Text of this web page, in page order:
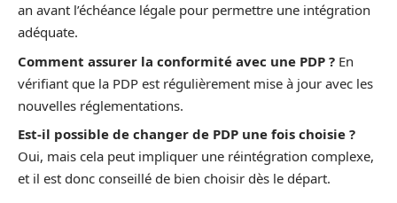
an avant l’échéance légale pour permettre une intégration
adéquate.
Comment assurer la conformité avec une PDP ? En
vérifiant que la PDP est régulièrement mise à jour avec les
nouvelles réglementations.
Est-il possible de changer de PDP une fois choisie ?
Oui, mais cela peut impliquer une réintégration complexe,
et il est donc conseillé de bien choisir dès le départ.